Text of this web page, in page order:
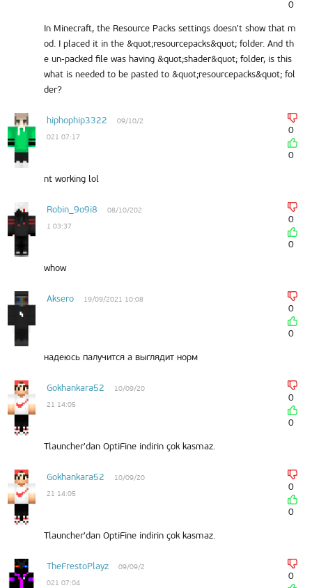
0
In Minecraft, the Resource Packs settings doesn't show that m
od. I placed it in the &quot;resourcepacks&quot; folder. And th
e un-packed file was having &quot;shader&quot; folder, is this
what is needed to be pasted to &quot;resourcepacks&quot; fol
der?
hiphophip3322
09/10/2
021 07:17
0
0
nt working lol
Robin_9o9i8
08/10/202
1 03:37
0
0
whow
Aksero 19/09/2021 10:08
0
0
надеюсь палучится а выглядит норм
Gokhankara52
10/09/20
21 14:05
0
0
Tlauncher'dan OptiFine indirin çok kasmaz.
Gokhankara52
10/09/20
21 14:05
0
0
Tlauncher'dan OptiFine indirin çok kasmaz.
TheFrestoPlayz
09/09/2
021 07:04
0